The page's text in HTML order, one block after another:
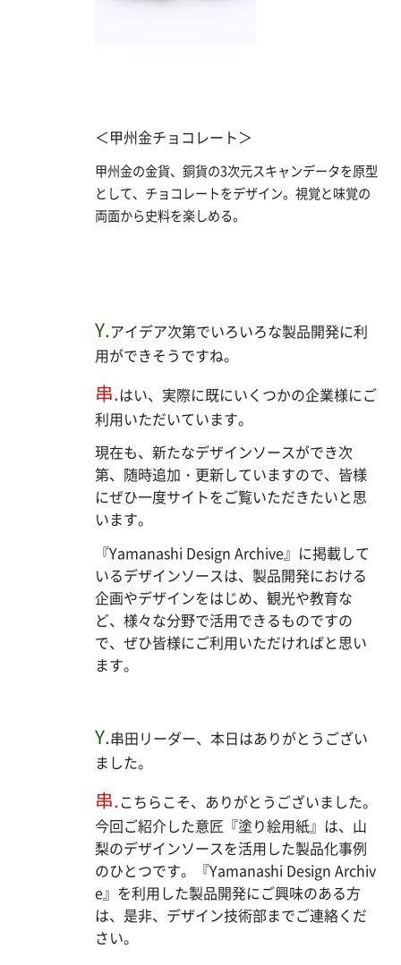
＜甲州金チョコレート＞
甲州金の金貨、銅貨の3次元スキャンデータを原型
として、チョコレートをデザイン。視覚と味覚の
両面から史料を楽しめる。
Y.アイデア次第でいろいろな製品開発に利
用ができそうですね。
串.はい、実際に既にいくつかの企業様にご
利用いただいています。
現在も、新たなデザインソースができ次
第、随時追加・更新していますので、皆様
にぜひ一度サイトをご覧いただきたいと思
います。
『Yamanashi Design Archive』に掲載して
いるデザインソースは、製品開発における
企画やデザインをはじめ、観光や教育な
ど、様々な分野で活用できるものですの
で、ぜひ皆様にご利用いただければと思い
ます。
Y.串田リーダー、本日はありがとうござい
ました。
串.こちらこそ、ありがとうございました。
今回ご紹介した意匠『塗り絵用紙』は、山
梨のデザインソースを活用した製品化事例
のひとつです。『Yamanashi Design Archiv
e』を利用した製品開発にご興味のある方
は、是非、デザイン技術部までご連絡くだ
さい。